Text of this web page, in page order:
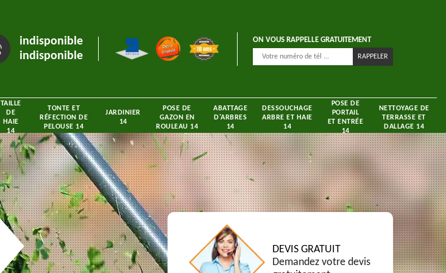
indisponible
indisponible
ON VOUS RAPPELLE GRATUITEMENT
TAILLE
DE
HAIE
14
TONTE ET
RÉFECTION DE
PELOUSE 14
JARDINIER
14
POSE DE
GAZON EN
ROULEAU 14
ABATTAGE
D'ARBRES
14
DESSOUCHAGE
ARBRE ET HAIE
14
POSE DE
PORTAIL
ET ENTRÉE
14
NETTOYAGE DE
TERRASSE ET
DALLAGE 14
DEVIS GRATUIT
Demandez votre devis